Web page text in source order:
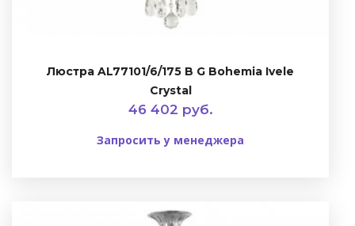
Люстра AL77101/6/175 B G Bohemia Ivele
Crystal
46 402 руб.
Запросить у менеджера